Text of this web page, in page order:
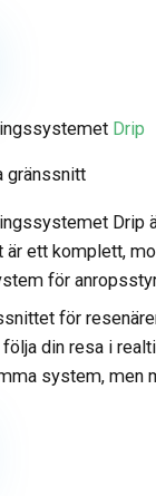
Drip
gränssnitt
Drip
är ett komplett,
för
för
din resa i
system, men